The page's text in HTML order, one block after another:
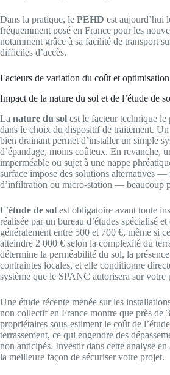
Dans la pratique, le PEHD est aujourd’hui
fréquemment posé en France pour les
notamment grâce à sa facilité de transport
difficiles d’accès.
Facteurs de variation du coût et
Impact de la nature du sol et de l’étude de
La nature du sol est le facteur technique le
dans le choix du dispositif de traitement.
bien drainant permet d’installer un simple
d’épandage, moins coûteux. En revanche,
imperméable ou sujet à une nappe
surface impose des solutions alternatives —
d’infiltration ou micro-station — beaucoup
L’étude de sol est obligatoire avant toute
réalisée par un bureau d’études spécialisé et
généralement entre 500 et 700 €, même si
atteindre 2 000 € selon la complexité du
détermine la perméabilité du sol, la
contraintes locales, et elle conditionne
système que le SPANC autorisera sur votre
Une étude récente menée sur les
non collectif en France montre que près de
propriétaires sous-estiment le coût de
terrassement, ce qui engendre des
non anticipés. Investir dans cette analyse en
la meilleure façon de sécuriser votre projet.